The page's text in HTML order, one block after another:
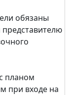
обязаны
планом
при входе на